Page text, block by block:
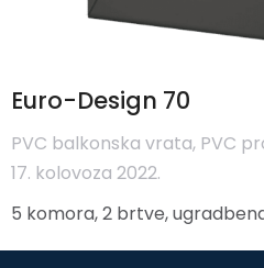
Euro-Design 70
PVC balkonska vrata, PVC
17. kolovoza 2022.
5 komora, 2 brtve,